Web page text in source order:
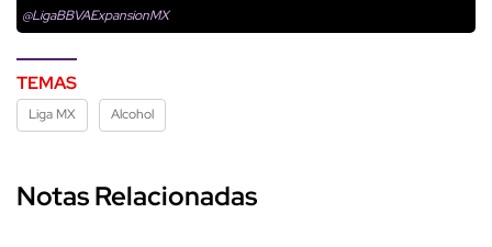
@LigaBBVAExpansionMX
TEMAS
Liga MX Alcohol
Notas Relacionadas